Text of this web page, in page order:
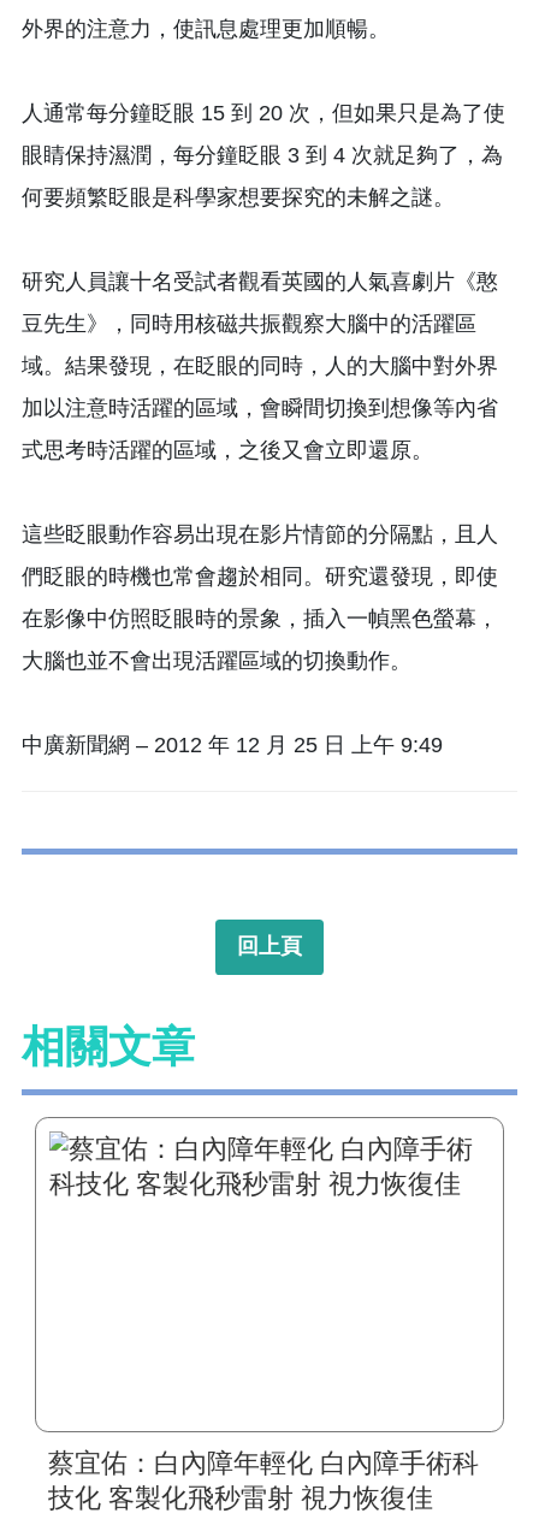
外界的注意力，使訊息處理更加順暢。
人通常每分鐘眨眼 15 到 20 次，但如果只是為了使
眼睛保持濕潤，每分鐘眨眼 3 到 4 次就足夠了，為
何要頻繁眨眼是科學家想要探究的未解之謎。
研究人員讓十名受試者觀看英國的人氣喜劇片《憨
豆先生》，同時用核磁共振觀察大腦中的活躍區
域。結果發現，在眨眼的同時，人的大腦中對外界
加以注意時活躍的區域，會瞬間切換到想像等內省
式思考時活躍的區域，之後又會立即還原。
這些眨眼動作容易出現在影片情節的分隔點，且人
們眨眼的時機也常會趨於相同。研究還發現，即使
在影像中仿照眨眼時的景象，插入一幀黑色螢幕，
大腦也並不會出現活躍區域的切換動作。
中廣新聞網 – 2012 年 12 月 25 日 上午 9:49
回上頁
相關文章
蔡宜佑：白內障年輕化 白內障手術科
技化 客製化飛秒雷射 視力恢復佳